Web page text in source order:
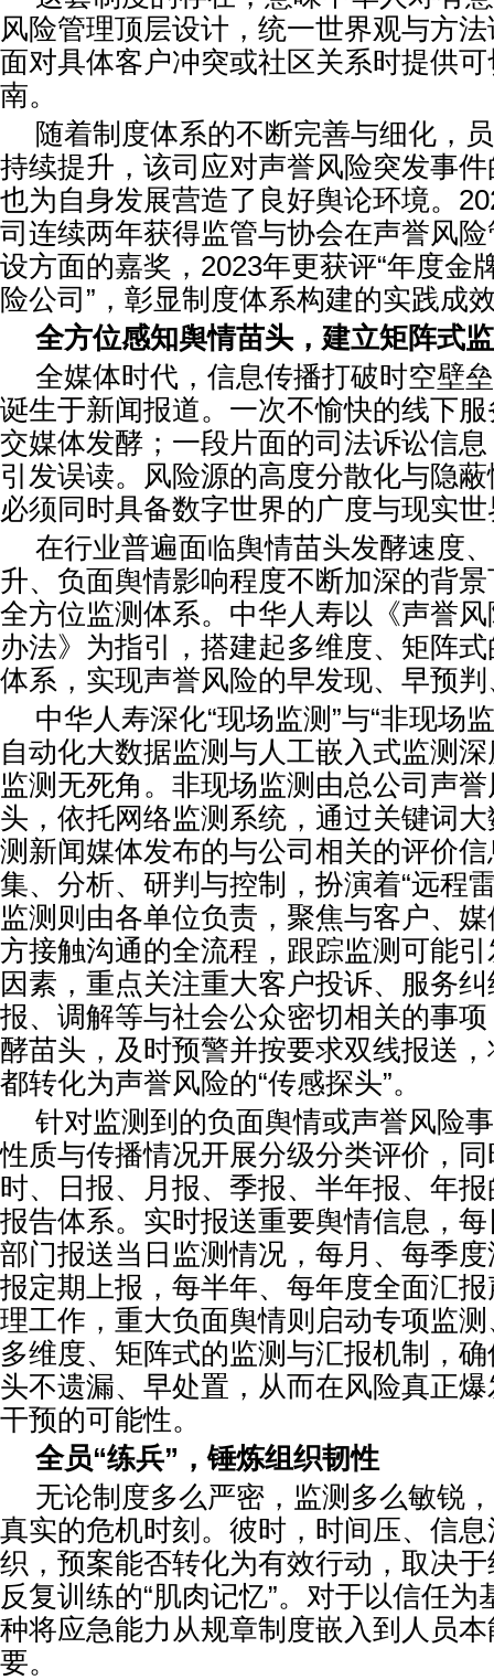
风险管理顶层设计，统一世界观与方
面对具体客户冲突或社区关系时提供
南。
随着制度体系的不断完善与细化，
持续提升，该司应对声誉风险突发事
也为自身发展营造了良好舆论环境。
司连续两年获得监管与协会在声誉风
设方面的嘉奖，2023年更获评“年度金
险公司”，彰显制度体系构建的实践成
全方位感知舆情苗头，建立矩阵式
全媒体时代，信息传播打破时空壁
诞生于新闻报道。一次不愉快的线下
交媒体发酵；一段片面的司法诉讼信
引发误读。风险源的高度分散化与隐
必须同时具备数字世界的广度与现实
在行业普遍面临舆情苗头发酵速度
升、负面舆情影响程度不断加深的背
全方位监测体系。中华人寿以《声誉
办法》为指引，搭建起多维度、矩阵
体系，实现声誉风险的早发现、早预
中华人寿深化“现场监测”与“非现场
自动化大数据监测与人工嵌入式监测
监测无死角。非现场监测由总公司声
头，依托网络监测系统，通过关键词
测新闻媒体发布的与公司相关的评价
集、分析、研判与控制，扮演着“远程
监测则由各单位负责，聚焦与客户、
方接触沟通的全流程，跟踪监测可能
因素，重点关注重大客户投诉、服务
报、调解等与社会公众密切相关的事
酵苗头，及时预警并按要求双线报送
都转化为声誉风险的“传感探头”。
针对监测到的负面舆情或声誉风险
性质与传播情况开展分级分类评价，
时、日报、月报、季报、半年报、年
报告体系。实时报送重要舆情信息，
部门报送当日监测情况，每月、每季
报定期上报，每半年、每年度全面汇
理工作，重大负面舆情则启动专项监
多维度、矩阵式的监测与汇报机制，
头不遗漏、早处置，从而在风险真正
干预的可能性。
全员“练兵”，锤炼组织韧性
无论制度多么严密，监测多么敏锐
真实的危机时刻。彼时，时间压、信
织，预案能否转化为有效行动，取决
反复训练的“肌肉记忆”。对于以信任
种将应急能力从规章制度嵌入到人员
要。